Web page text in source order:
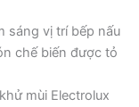
sáng vị trí bếp nấu
chế biến được tỏ
mùi Electrolux